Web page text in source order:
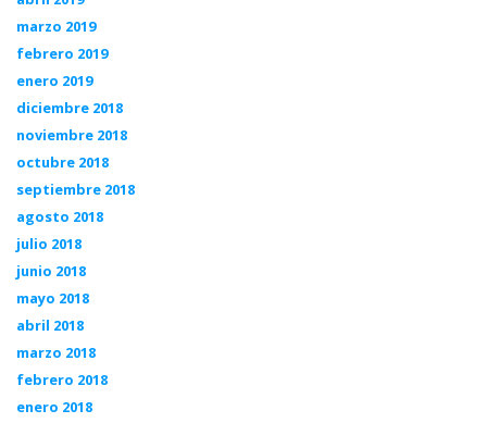
marzo 2019
febrero 2019
enero 2019
diciembre 2018
noviembre 2018
octubre 2018
septiembre 2018
agosto 2018
julio 2018
junio 2018
mayo 2018
abril 2018
marzo 2018
febrero 2018
enero 2018